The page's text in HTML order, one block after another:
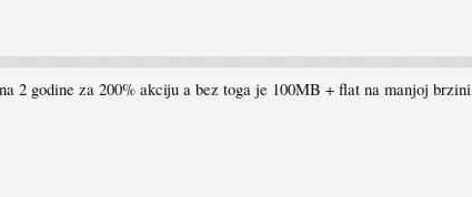
2 godine za 200% akciju a bez toga je 100MB + flat na manjoj brzini